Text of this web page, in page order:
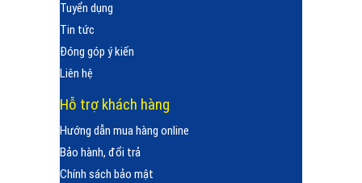
Tuyển dụng
Tin tức
Đóng góp ý kiến
Liên hệ
Hỗ trợ khách hàng
Hướng dẫn mua hàng online
Bảo hành, đổi trả
Chính sách bảo mật